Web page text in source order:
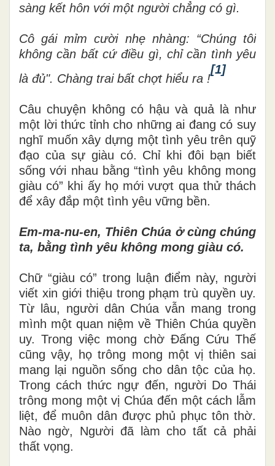
sàng kết hôn với một người chẳng có gì.
Cô gái mỉm cười nhẹ nhàng: “Chúng tôi
không cần bất cứ điều gì, chỉ cần tình yêu
là đủ". Chàng trai bất chợt hiểu ra !
[1]
Câu chuyện không có hậu và quả là như
một lời thức tỉnh cho những ai đang có suy
nghĩ muốn xây dựng một tình yêu trên quỹ
đạo của sự giàu có. Chỉ khi đôi bạn biết
sống với nhau bằng “tình yêu không mong
giàu có” khi ấy họ mới vượt qua thử thách
để xây đắp một tình yêu vững bền.
Em-ma-nu-en, Thiên Chúa ở cùng chúng
ta, bằng tình yêu không mong giàu có.
Chữ “giàu có” trong luận điểm này, người
viết xin giới thiệu trong phạm trù quyền uy.
Từ lâu, người dân Chúa vẫn mang trong
mình một quan niệm về Thiên Chúa quyền
uy. Trong việc mong chờ Đấng Cứu Thế
cũng vậy, họ trông mong một vị thiên sai
mang lại nguồn sống cho dân tộc của họ.
Trong cách thức ngự đến, người Do Thái
trông mong một vị Chúa đến một cách lẫm
liệt, để muôn dân được phủ phục tôn thờ.
Nào ngờ, Người đã làm cho tất cả phải
thất vọng.